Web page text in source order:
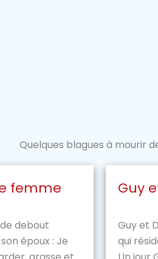
Quelques blagues à mourir
femme
debout
époux : Je
Guy
Guy et
qui